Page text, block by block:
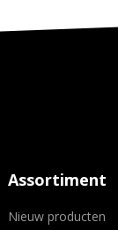
Assortiment
Nieuw producten